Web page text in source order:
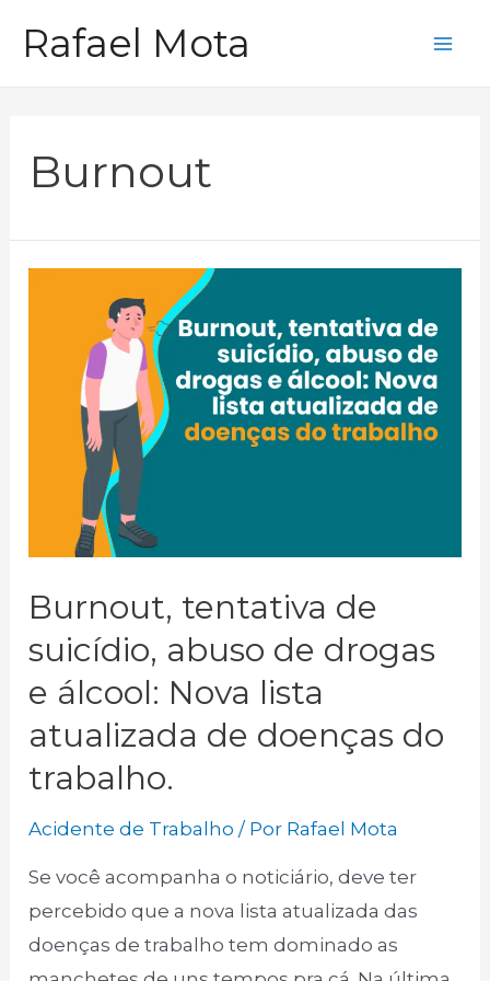
paraRafael Mota
Burnout
Burnout, tentativa de
suicídio, abuso de drogas
e álcool: Nova lista
atualizada de doenças do
trabalho.
Acidente de Trabalho / Por Rafael Mota
Se você acompanha o noticiário, deve ter
percebido que a nova lista atualizada das
doenças de trabalho tem dominado as